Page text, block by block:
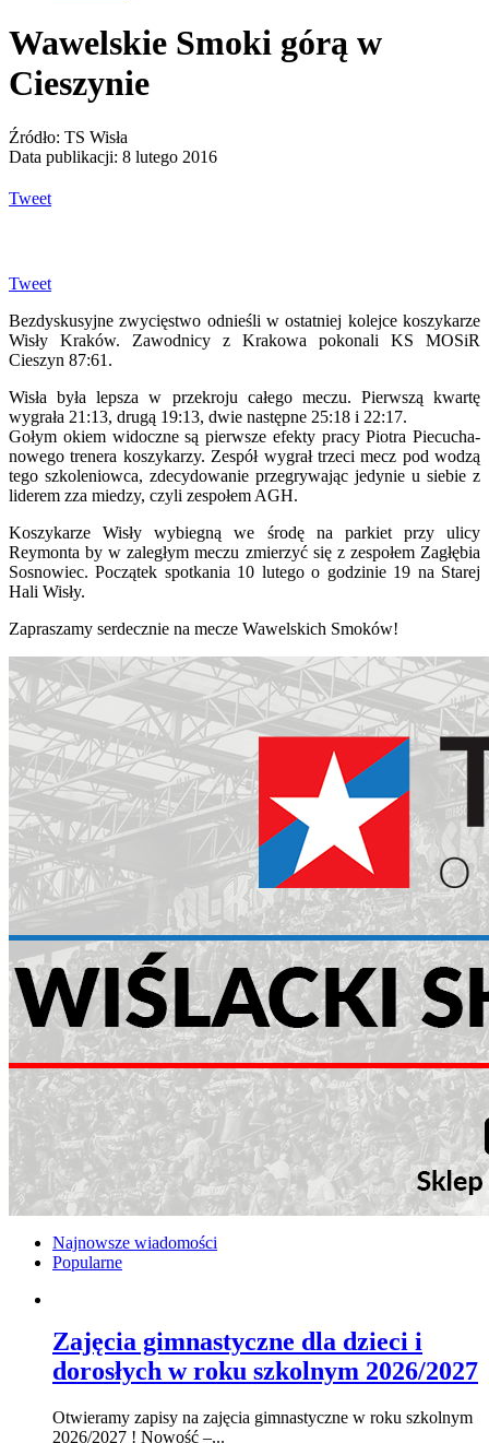
Wawelskie Smoki górą w
Cieszynie
Źródło: TS Wisła
Data publikacji: 8 lutego 2016
Tweet
Tweet
Bezdyskusyjne zwycięstwo odnieśli w ostatniej kolejce koszykarze
Wisły Kraków. Zawodnicy z Krakowa pokonali KS MOSiR
Cieszyn 87:61.
Wisła była lepsza w przekroju całego meczu. Pierwszą kwartę
wygrała 21:13, drugą 19:13, dwie następne 25:18 i 22:17.
Gołym okiem widoczne są pierwsze efekty pracy Piotra Piecucha-
nowego trenera koszykarzy. Zespół wygrał trzeci mecz pod wodzą
tego szkoleniowca, zdecydowanie przegrywając jedynie u siebie z
liderem zza miedzy, czyli zespołem AGH.
Koszykarze Wisły wybiegną we środę na parkiet przy ulicy
Reymonta by w zaległym meczu zmierzyć się z zespołem Zagłębia
Sosnowiec. Początek spotkania 10 lutego o godzinie 19 na Starej
Hali Wisły.
Zapraszamy serdecznie na mecze Wawelskich Smoków!
Najnowsze wiadomości
Popularne
Zajęcia gimnastyczne dla dzieci i
dorosłych w roku szkolnym 2026/2027
Otwieramy zapisy na zajęcia gimnastyczne w roku szkolnym
2026/2027 ! Nowość –...